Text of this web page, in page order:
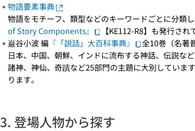
物語要素事典
物語をモチーフ、類型などのキーワードごとに分類
of Story Components』
【KE112-R8】も発行され
巌谷小波 編 『「説話」大百科事典』
全10巻（名著
日本、中国、朝鮮、インドに流布する神話、伝説など
諸神、神仙、奇蹟など25部門の主題に大別していま
ります。
3. 登場人物から探す